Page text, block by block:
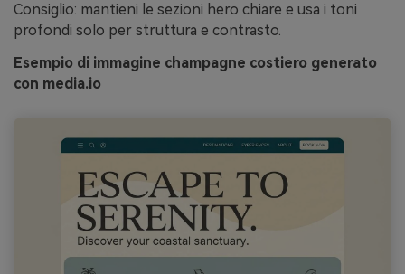
Consiglio: mantieni le sezioni hero chiare e usa i toni
profondi solo per struttura e contrasto.
Esempio di immagine champagne costiero generato
con media.io